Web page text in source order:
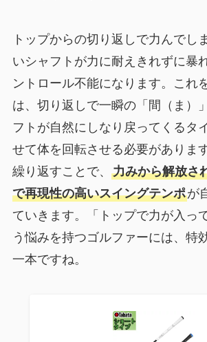
トップからの切り返しで力んでし
いシャフトが力に耐えきれずに暴
ントロール不能になります。これ
は、切り返しで一瞬の「間（ま）
フトが自然にしなり戻ってくるタ
せて体を回転させる必要がありま
繰り返すことで、 力みから解放さ
で再現性の高いスイングテンポが
ていきます。「トップで力が入っ
う悩みを持つゴルファーには、特
一本ですね。